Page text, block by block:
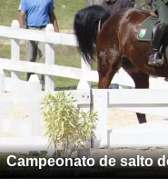
Campeonato de salto